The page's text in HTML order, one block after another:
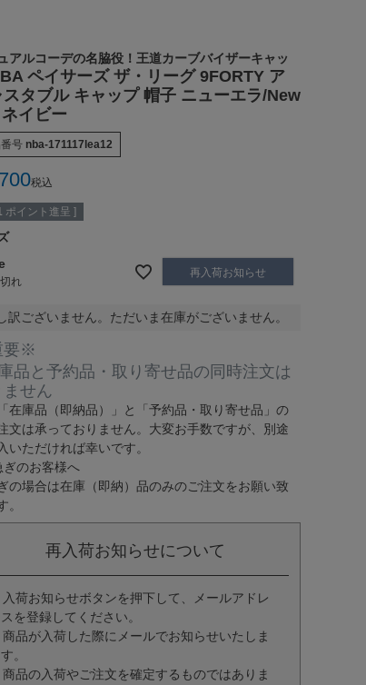
アルコーデの名脇役！王道カーブバイザーキャッ
ペイサーズ ザ・リーグ 9FORTY ア
スタブル キャップ 帽子 ニューエラ/New
イビー
号 nba-171117lea12
税込
ポイント進呈 ]
れ
再入荷お知らせ
訳ございません。ただいま在庫がございません。
要※
品と予約品・取り寄せ品の同時注文は
ません
「在庫品（即納品）」 と 「予約品・取り寄せ品」 の
文は承っておりません。大変お手数ですが、別途
いただければ幸いです。
ぎのお客様へ
の場合は在庫（即納）品のみのご注文をお願い致
。
再入荷お知らせについて
入荷お知らせボタンを押下して、メールアドレ
スを登録してください。
商品が入荷した際にメールでお知らせいたしま
す。
商品の入荷やご注文を確定するものではありま